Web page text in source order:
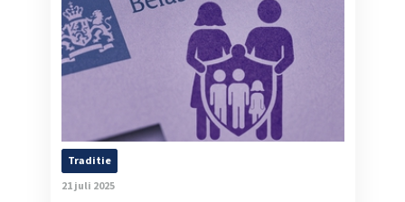
Traditie
21 juli 2025